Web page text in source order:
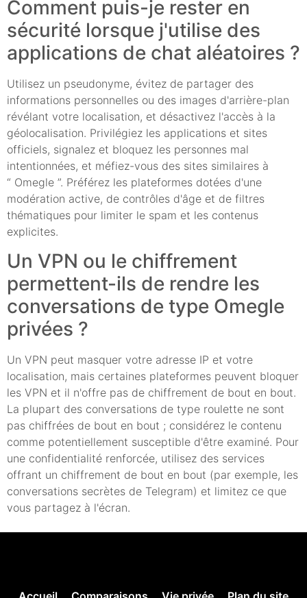
Comment puis-je rester en
sécurité lorsque j'utilise des
applications de chat aléatoires ?
Utilisez un pseudonyme, évitez de partager des
informations personnelles ou des images d'arrière-plan
révélant votre localisation, et désactivez l'accès à la
géolocalisation. Privilégiez les applications et sites
officiels, signalez et bloquez les personnes mal
intentionnées, et méfiez-vous des sites similaires à
“ Omegle ”. Préférez les plateformes dotées d'une
modération active, de contrôles d'âge et de filtres
thématiques pour limiter le spam et les contenus
explicites.
Un VPN ou le chiffrement
permettent-ils de rendre les
conversations de type Omegle
privées ?
Un VPN peut masquer votre adresse IP et votre
localisation, mais certaines plateformes peuvent bloquer
les VPN et il n'offre pas de chiffrement de bout en bout.
La plupart des conversations de type roulette ne sont
pas chiffrées de bout en bout ; considérez le contenu
comme potentiellement susceptible d'être examiné. Pour
une confidentialité renforcée, utilisez des services
offrant un chiffrement de bout en bout (par exemple, les
conversations secrètes de Telegram) et limitez ce que
vous partagez à l'écran.